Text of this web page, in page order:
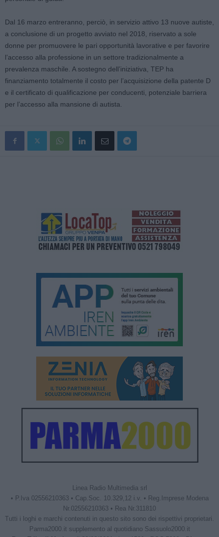
Dal 16 marzo entreranno, perciò, in servizio attivo 13 nuove autiste,
a conclusione di un progetto avviato nel 2018, riservato a sole
donne per promuovere le pari opportunità lavorative e per favorire
l’accesso alla professione in un settore tradizionalmente a
prevalenza maschile. A sostegno dell’iniziativa, TEP ha
finanziamento totalmente il costo per l’acquisizione della patente D
e il certificato di qualificazione per conducenti, potenziale barriera
per l’accesso alla mansione di autista.
Linea Radio Multimedia srl
• P.Iva 02556210363 • Cap.Soc. 10.329,12 i.v. • Reg.Imprese Modena
Nr.02556210363 • Rea Nr.311810
Tutti i loghi e marchi contenuti in questo sito sono dei rispettivi proprietari.
Parma2000.it supplemento al quotidiano Sassuolo2000.it